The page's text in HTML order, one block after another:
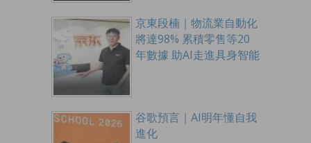
京東段楠｜物流業自動化
將達98% 累積零售等20
年數據 助AI走進具身智能
谷歌預言｜AI明年懂自我
進化